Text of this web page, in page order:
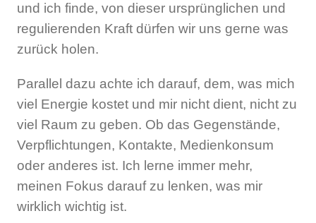
und ich finde, von dieser ursprünglichen und
regulierenden Kraft dürfen wir uns gerne was
zurück holen.
Parallel dazu achte ich darauf, dem, was mich
viel Energie kostet und mir nicht dient, nicht zu
viel Raum zu geben. Ob das Gegenstände,
Verpflichtungen, Kontakte, Medienkonsum
oder anderes ist. Ich lerne immer mehr,
meinen Fokus darauf zu lenken, was mir
wirklich wichtig ist.